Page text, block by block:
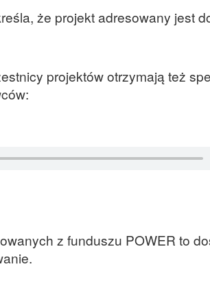
że projekt adresowany jest
projektów otrzymają też
z funduszu POWER to